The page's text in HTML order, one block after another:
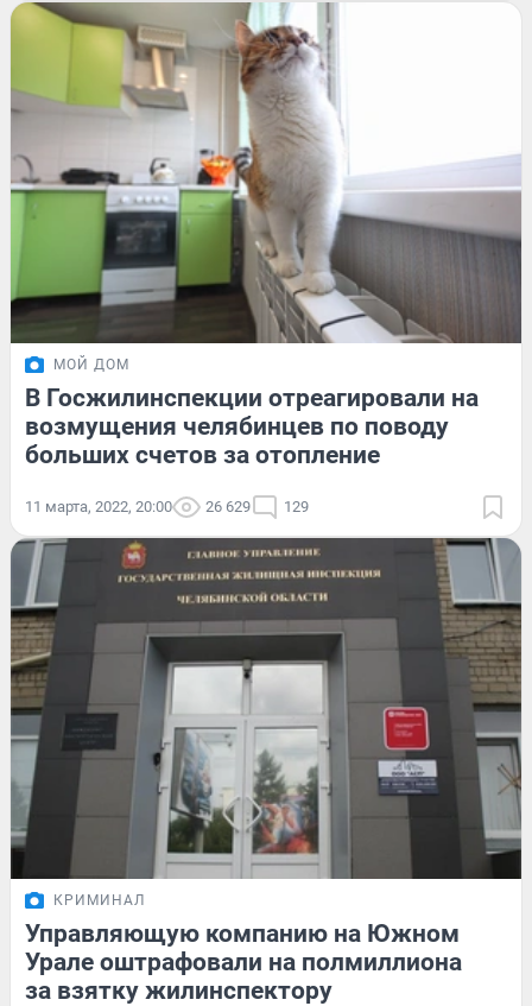
МОЙ ДОМ
В Госжилинспекции отреагировали на
возмущения челябинцев по поводу
больших счетов за отопление
11 марта, 2022, 20:00 26 629 129
КРИМИНАЛ
Управляющую компанию на Южном
Урале оштрафовали на полмиллиона
за взятку жилинспектору